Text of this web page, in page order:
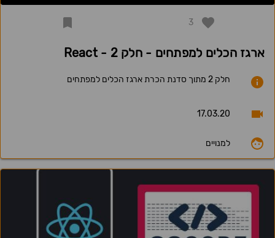
3
ארגז הכלים למפתחים - חלק 2 - React
חלק 2 מתוך סדנת הכרת ארגז הכלים למפתחים
17.03.20
למנויים